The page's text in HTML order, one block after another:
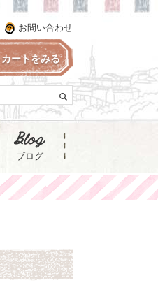
ブログ
お問い合わせ
カートをみる